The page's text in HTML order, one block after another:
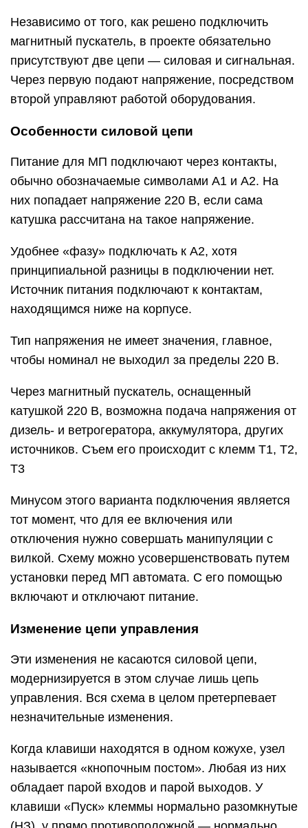
Независимо от того, как решено подключить
магнитный пускатель, в проекте обязательно
присутствуют две цепи — силовая и сигнальная.
Через первую подают напряжение, посредством
второй управляют работой оборудования.
Особенности силовой цепи
Питание для МП подключают через контакты,
обычно обозначаемые символами А1 и А2. На
них попадает напряжение 220 В, если сама
катушка рассчитана на такое напряжение.
Удобнее «фазу» подключать к А2, хотя
принципиальной разницы в подключении нет.
Источник питания подключают к контактам,
находящимся ниже на корпусе.
Тип напряжения не имеет значения, главное,
чтобы номинал не выходил за пределы 220 В.
Через магнитный пускатель, оснащенный
катушкой 220 В, возможна подача напряжения от
дизель- и ветрогератора, аккумулятора, других
источников. Съем его происходит с клемм Т1, Т2,
Т3
Минусом этого варианта подключения является
тот момент, что для ее включения или
отключения нужно совершать манипуляции с
вилкой. Схему можно усовершенствовать путем
установки перед МП автомата. С его помощью
включают и отключают питание.
Изменение цепи управления
Эти изменения не касаются силовой цепи,
модернизируется в этом случае лишь цепь
управления. Вся схема в целом претерпевает
незначительные изменения.
Когда клавиши находятся в одном кожухе, узел
называется «кнопочным постом». Любая из них
обладает парой входов и парой выходов. У
клавиши «Пуск» клеммы нормально разомкнутые